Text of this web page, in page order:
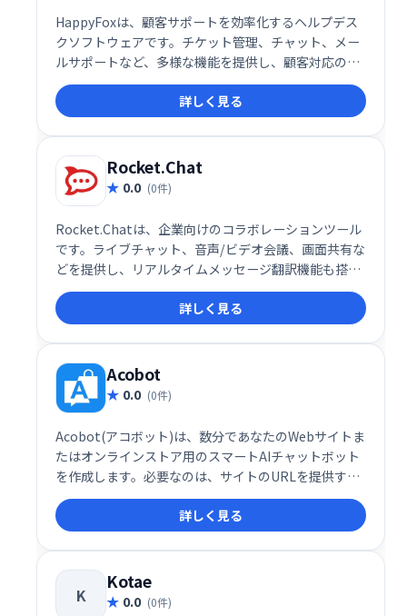
HappyFoxは、顧客サポートを効率化するヘルプデス
クソフトウェアです。チケット管理、チャット、メー
ルサポートなど、多様な機能を提供し、顧客対応の迅
速化と業務の効率化を実現します。ユーザーフレンド
リーなインターフェースで、スムーズな導入と運用が
可能です。
詳しく見る
Rocket.Chat
0.0 (0件)
Rocket.Chatは、企業向けのコラボレーションツール
です。ライブチャット、音声/ビデオ会議、画面共有な
どを提供し、リアルタイムメッセージ翻訳機能も搭
載。複数言語での円滑なコミュニケーションを実現
し、チームの生産性向上を支援します。
詳しく見る
Acobot
0.0 (0件)
Acobot(アコボット)は、数分であなたのWebサイトま
たはオンラインストア用のスマートAIチャットボット
を作成します。必要なのは、サイトのURLを提供する
ことだけです。Acoがすべての作業を行います。
詳しく見る
K
Kotae
0.0 (0件)